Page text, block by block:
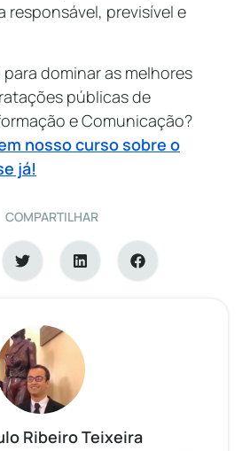
responsável, previsível e
dominar as melhores
públicas de
e Comunicação?
nosso curso sobre o
já!
COMPARTILHAR
Ribeiro Teixeira